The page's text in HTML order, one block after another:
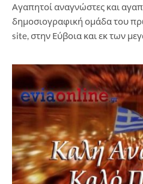
Αγαπητοί αναγνώστες και
δημοσιογραφική ομάδα του
site, στην Εύβοια και εκ των